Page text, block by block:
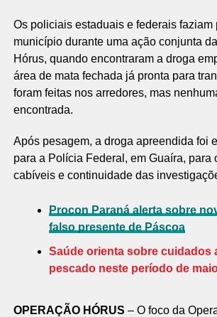
Os policiais estaduais e federais faziam
município durante uma ação conjunta
Hórus, quando encontraram a droga
área de mata fechada já pronta para
foram feitas nos arredores, mas
encontrada.
Após pesagem, a droga apreendida foi
para a Polícia Federal, em Guaíra, para
cabíveis e continuidade das
Procon Paraná alerta sobre
falso presente de Páscoa
Saúde orienta sobre cuidados
pescado neste período de
OPERAÇÃO HÓRUS – O foco da